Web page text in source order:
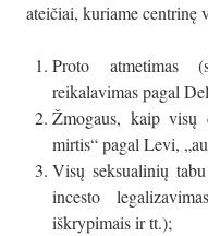
ateičiai, kuriame centrinę
Proto atmetimas
reikalavimas pagal
Žmogaus, kaip visų
mirtis“ pagal Levi,
Visų seksualinių
incesto
iškrypimais ir tt.);